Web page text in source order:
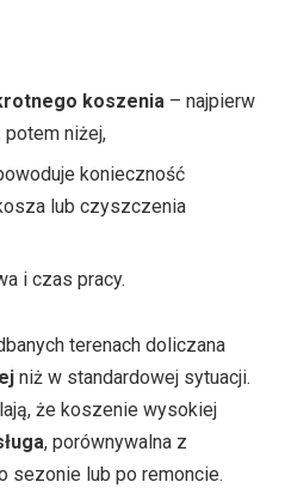
koszenia – najpierw
niżej,
konieczność
lub czyszczenia
i czas pracy.
terenach doliczana
niż w standardowej sytuacji.
że koszenie wysokiej
, porównywalna z
sezonie lub po remoncie.